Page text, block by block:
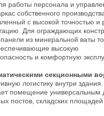
работы персонала и
собственного
с высокой точностью и
Для ограждающих
из минеральной ваты
высокую
и комфортную
секционными
логистику внутри
помещение универсальным
постов, складских площадей